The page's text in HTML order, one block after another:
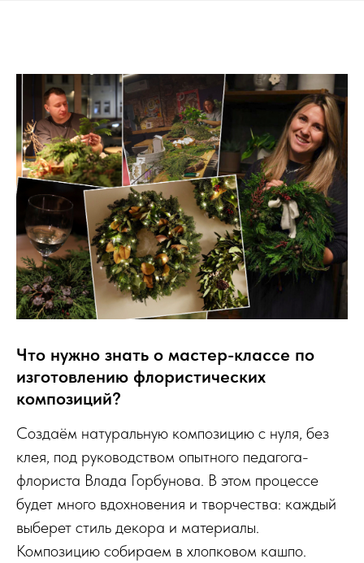
Что нужно знать о мастер-классе по
изготовлению флористических
композиций?
Создаём натуральную композицию с нуля, без
клея, под руководством опытного педагога-
флориста Влада Горбунова. В этом процессе
будет много вдохновения и творчества: каждый
выберет стиль декора и материалы.
Композицию собираем в хлопковом кашпо.